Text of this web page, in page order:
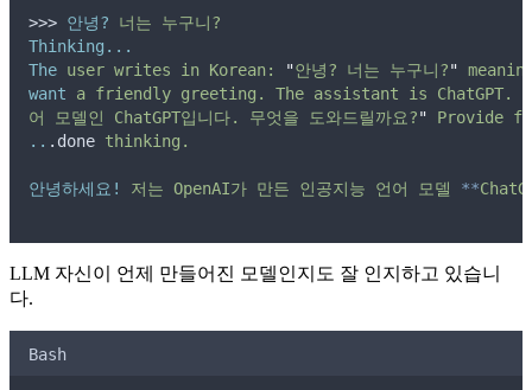
>>> 안녕? 너는
누구니?
Thinking...
The user writes in Korean: "안녕? 너는 누구니?"
want
a friendly greeting. The assistant is ChatGPT.
어 모델인 ChatGPT입니다. 무엇을 도와드릴까요?" Provide
.. .done thinking.
안녕하세요! 저는 OpenAI가 만든 인공지능 언어 모델 **
LLM 자신이 언제 만들어진 모델인지도 잘 인지하고 있습니
다.
Bash